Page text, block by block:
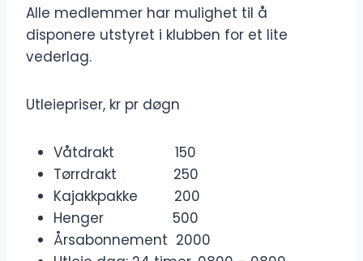
Alle medlemmer har mulighet til å
disponere utstyret i klubben for et lite
vederlag.
Utleiepriser, kr pr døgn
Våtdrakt 150
Tørrdrakt 250
Kajakkpakke 200
Henger 500
Årsabonnement 2000